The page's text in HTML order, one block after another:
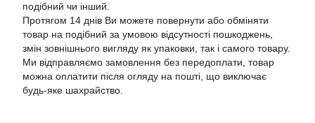
подібний чи інший.
Протягом 14 днів Ви можете повернути або обміняти
товар на подібний за умовою відсутності пошкоджень,
змін зовнішнього вигляду як упаковки, так і самого товару.
Ми відправляємо замовлення без передоплати, товар
можна оплатити після огляду на пошті, що виключає
будь-яке шахрайство.